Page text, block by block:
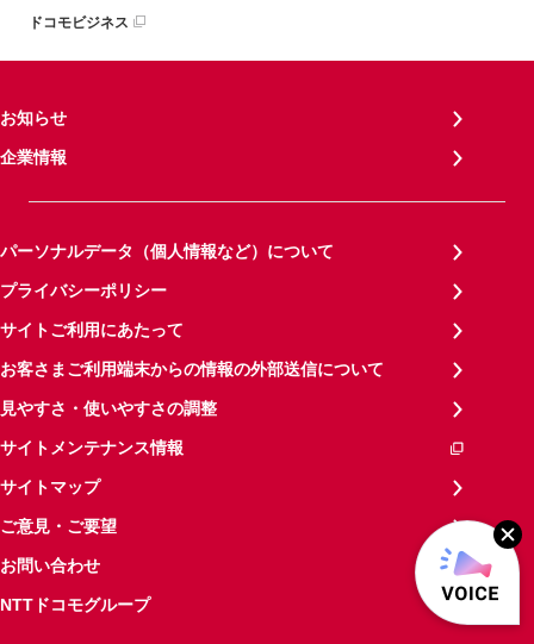
ドコモビジネス
お知らせ
企業情報
パーソナルデータ（個人情報など）について
プライバシーポリシー
サイトご利用にあたって
お客さまご利用端末からの情報の外部送信について
見やすさ・使いやすさの調整
サイトメンテナンス情報
サイトマップ
ご意見・ご要望
お問い合わせ
NTTドコモグループ